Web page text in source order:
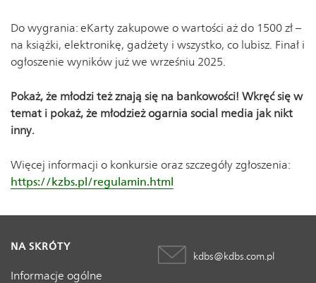
Do wygrania: eKarty zakupowe o wartości aż do 1500 zł –
na książki, elektronikę, gadżety i wszystko, co lubisz. Finał i
ogłoszenie wyników już we wrześniu 2025.
Pokaż, że młodzi też znają się na bankowości! Wkręć się w
temat i pokaż, że młodzież ogarnia social media jak nikt
inny.
Więcej informacji o konkursie oraz szczegóły zgłoszenia:
https://kzbs.pl/regulamin.html
NA SKRÓTY
Informacje ogólne
kdbs@kdbs.com.pl